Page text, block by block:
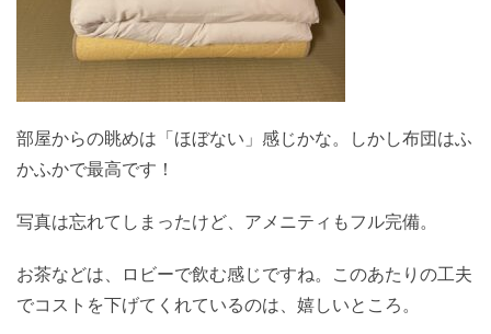
部屋からの眺めは「ほぼない」感じかな。しかし布団はふ
かふかで最高です！
写真は忘れてしまったけど、アメニティもフル完備。
お茶などは、ロビーで飲む感じですね。このあたりの工夫
でコストを下げてくれているのは、嬉しいところ。